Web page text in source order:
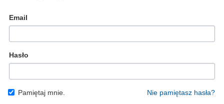
Email
Hasło
Pamiętaj mnie. Nie pamiętasz hasła?